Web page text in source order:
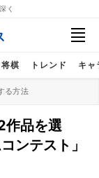
く
将棋 トレンド キャ
る方法
作品を選
ンテスト」